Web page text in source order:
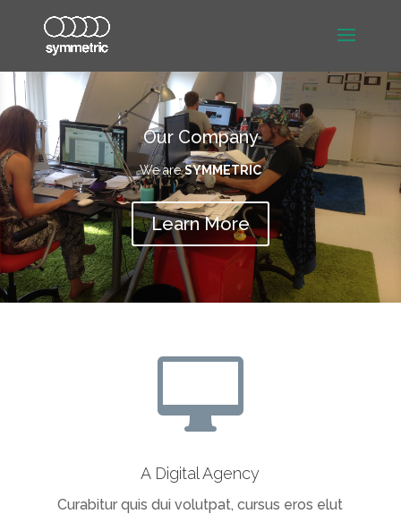
Our Company
We areSYMMETRIC
Learn More

A Digital Agency
Curabitur quis dui volutpat, cursus eros elut